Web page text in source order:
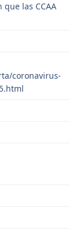
las CCAA
coronavirus-